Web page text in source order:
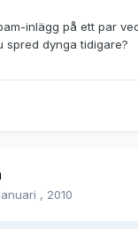
inlägg på ett par
spred dynga tidigare?
, 2010